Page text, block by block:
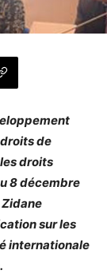
de
droits
8 décembre
sur les
internationale